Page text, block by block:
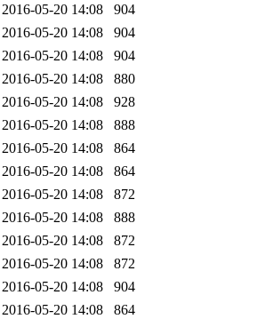
2016-05-20 14:08
904
2016-05-20 14:08
904
2016-05-20 14:08
904
2016-05-20 14:08
880
2016-05-20 14:08
928
2016-05-20 14:08
888
2016-05-20 14:08
864
2016-05-20 14:08
864
2016-05-20 14:08
872
2016-05-20 14:08
888
2016-05-20 14:08
872
2016-05-20 14:08
872
2016-05-20 14:08
904
2016-05-20 14:08
864